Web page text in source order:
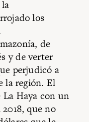
los
de
y de verter
perjudicó a
la región. El
Haya con un
que no